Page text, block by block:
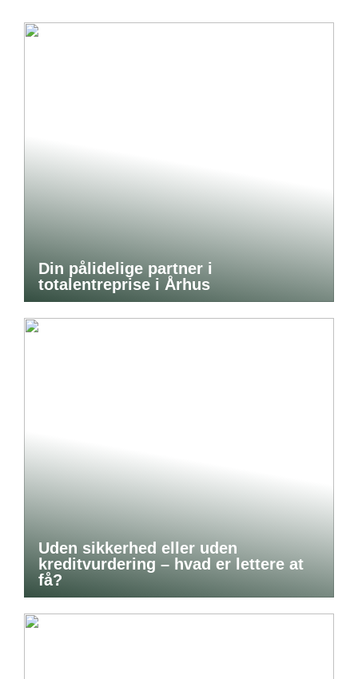
Din pålidelige partner i
totalentreprise i Århus
Uden sikkerhed eller uden
kreditvurdering – hvad er lettere at
få?